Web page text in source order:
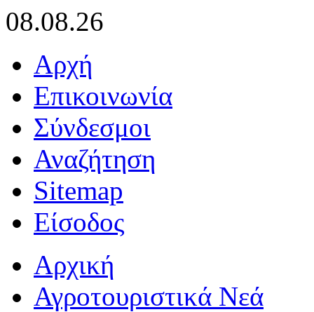
08.08.26
Αρχή
Επικοινωνία
Σύνδεσμοι
Αναζήτηση
Sitemap
Είσοδος
Αρχική
Αγροτουριστικά Νεά